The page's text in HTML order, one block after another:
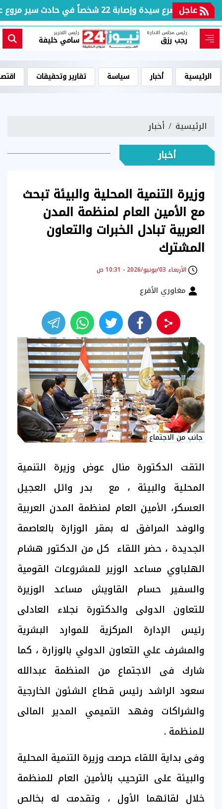
عاجل
مصرع سيدة وإصابة 22 شخصاً في حادث سير مروع على الطريق الدولي الساحلي بكفر الشيخ
رئيس مجلس الادارة
رجب رزق
رئيس التحرير
سامي خليفة
الرئيسية أخبار سياسة تقارير وتحقيقات
الرئيسية أخبار
أخبار
وزيرة التنمية المحلية والبيئة تبحث
مع الأمين العام لمنظمة المدن
العربية تبادل الخبرات والتعاون
المشترك
الأربعاء 03/يونيو/2026 - 10:31 ص
مغاوري الأقرع
جانب من الاجتماع
التقت الدكتورة منال عوض وزيرة التنمية
المحلية والبيئة ، مع بدر وائل العجيل
العسكر، الأمين العام لمنظمة المدن العربية
والوفد المرافق له بمقر الوزارة بالعاصمة
الجديدة ، حضر اللقاء كل من الدكتور هشام
الهلباوي مساعد الوزير للمشروعات القومية
والسفير حسام القاويش مساعد الوزيرة
للتعاون الدولى والدكتورة نجلاء العادلى
رئيس الإدارة المركزية للموارد البشرية
والمشرف علي التعاون الدولي بالوزارة ، كما
شارك فى الاجتماع من المنظمة عبدالله
سعود الراشد رئيس قطاع الشئون الخارجية
والشراكات وفهد التميمي المدير المالى
للمنظمة .
وفى بداية اللقاء حرصت وزيرة التنمية المحلية
والبيئة على الترحيب بالأمين العام للمنظمة
خلال لقائهما الأول ، وتقدمت له بخالص